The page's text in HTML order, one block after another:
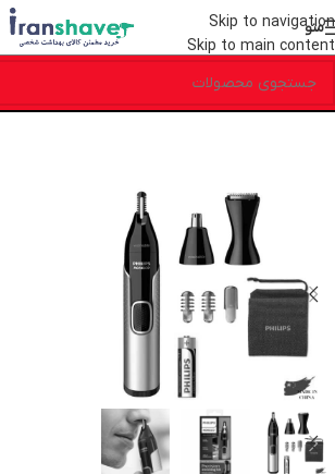
Skip to navigation
Skip to main content
منو